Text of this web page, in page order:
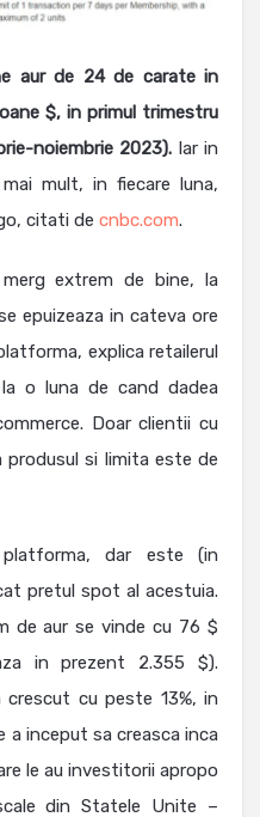
aur de 24 de carate in
$, in primul trimestru
noiembrie 2023).Iar in
mult, in fiecare luna,
citati de cnbc.com.
extrem de bine, la
epuizeaza in cateva ore
explica retailerul
o luna de cand dadea
Doar clientii cu
si limita este de
dar este (in
pretul spot al acestuia.
de aur se vinde cu 76 $
in prezent 2.355 $).
crescut cu peste 13%, in
a inceput sa creasca inca
le au investitorii apropo
din Statele Unite –